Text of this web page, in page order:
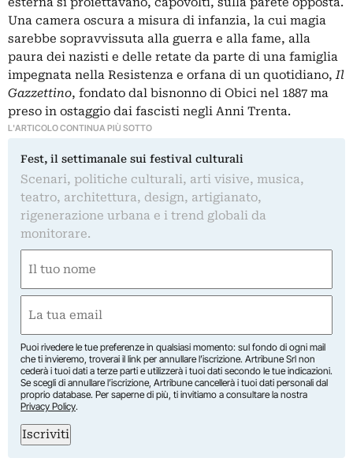
Una camera oscura a misura di infanzia, la cui magia
sarebbe sopravvissuta alla guerra e alla fame, alla
paura dei nazisti e delle retate da parte di una famiglia
impegnata nella Resistenza e orfana di un quotidiano,Il
Gazzettino, fondato dal bisnonno di Obici nel 1887 ma
preso in ostaggio dai fascisti negli Anni Trenta.
L'ARTICOLO CONTINUA PIÙ SOTTO
Fest, il settimanale sui festival culturali
Scenari, politiche culturali, arti visive, musica,
teatro, architettura, design, artigianato,
rigenerazione urbana e i trend globali da
monitorare.
(Required)
First
(Required)
Puoi rivedere le tue preferenze in qualsiasi momento: sul fondo di ogni mail
che ti invieremo, troverai il link per annullare l’iscrizione. Artribune Srl non
cederà i tuoi dati a terze parti e utilizzerà i tuoi dati secondo le tue indicazioni.
Se scegli di annullare l’iscrizione, Artribune cancellerà i tuoi dati personali dal
proprio database. Per saperne di più, ti invitiamo a consultare la nostra
Privacy Policy.
Iscriviti